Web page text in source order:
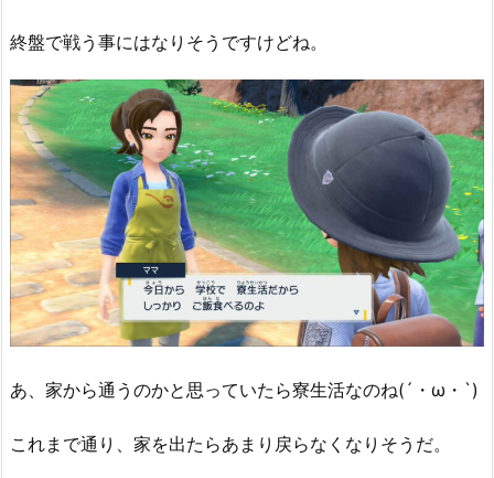
終盤で戦う事にはなりそうですけどね。
あ、家から通うのかと思っていたら寮生活なのね(´・ω・`)
これまで通り、家を出たらあまり戻らなくなりそうだ。